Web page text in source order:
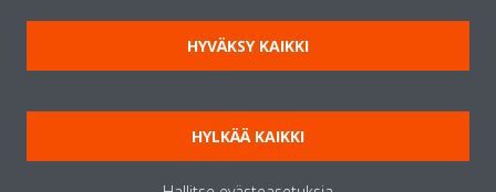
Copyright © Daikin
Lainmukainen ilmoitus
Evästeilmoitus
Tietosuojakäytäntö
Konsernin etiikka
Data Act
HYVÄKSY KAIKKI
HYLKÄÄ KAIKKI